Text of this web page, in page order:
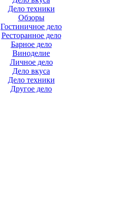
Дело техники
Обзоры
Гостиничное дело
Ресторанное дело
Барное дело
Виноделие
Личное дело
Дело вкуса
Дело техники
Другое дело